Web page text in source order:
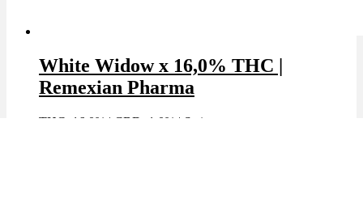
White Widow x 16,0% THC |
Remexian Pharma
THC: 16.0% | CBD: 1.0% | Sativa